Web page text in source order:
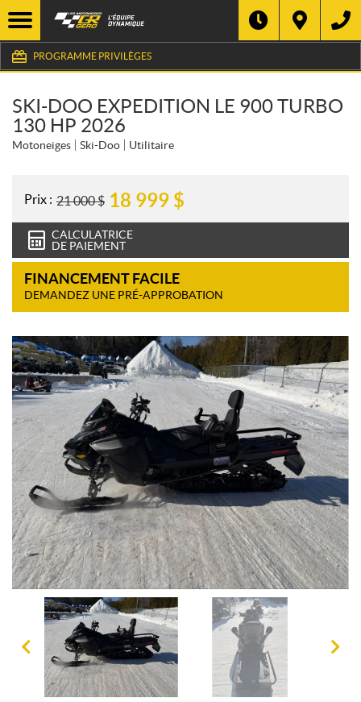
PROGRAMME PRIVILÈGES
SKI-DOO EXPEDITION LE 900 TURBO
130 HP 2026
Motoneiges Ski-Doo Utilitaire
Prix : 21 000$ 18 999 $
CALCULATRICE
DE PAIEMENT
FINANCEMENT FACILE
DEMANDEZ UNE PRÉ-APPROBATION